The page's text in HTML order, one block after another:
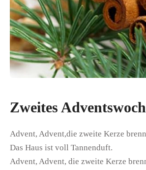
Zweites
Advent, Advent,die zweite Kerze
Das Haus ist voll Tannenduft.
Advent, Advent, die zweite Kerze